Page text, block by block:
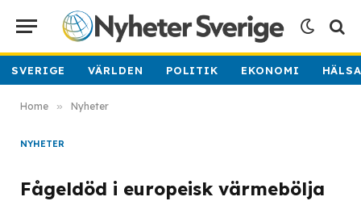
SVERIGE VÄRLDEN POLITIK EKONOMI
Home » Nyheter
NYHETER
Fågeldöd i europeisk värmebölja